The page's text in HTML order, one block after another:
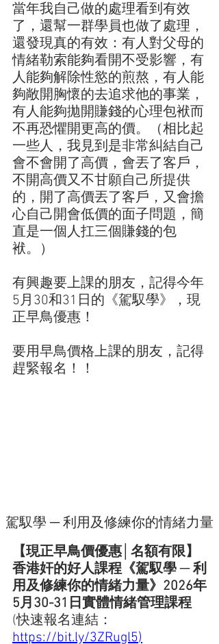
當年我自己做的處理看到有效
了，還幫一群學員也做了處理，
還發現真的有效：有人對父母的
情緒勒索能夠看開不受影響，有
人能夠解除性慾的煎熬，有人能
夠敞開胸懷的去追求他的事業，
有人能夠拋開賺錢的心理包袱而
不再恐懼開更高的價。（相比起
一些人，我見到是非常糾結自己
會不會開了高價，會丟了客戶，
不開高價又不甘願自己所提供
的，開了高價丟了客戶，又會擔
心自己開會低價的面子問題，簡
直是一個人扛三個賺錢的包
袱。）
有興趣要上課的朋友，記得今年
5月30和31日的《駕馭學》，現
正早鳥優惠！
要用早鳥價格上課的朋友，記得
趕緊報名！！
駕馭學 ─ 利用及修練你的情緒力量
【現正早鳥價優惠│名額有限】
香港奸的好人課程《駕馭學 ─ 利
用及修練你的情緒力量》2026年
5月30-31日實體情緒管理課程
(快速報名連結：
https://bit.ly/3ZRugl5)